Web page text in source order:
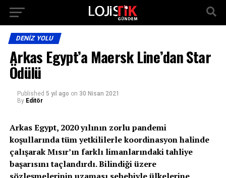
DENIZ YOLU
Arkas Egypt’a Maersk Line’dan Star
Ödülü
Published 5 yıl ago on 30 Nisan 2021
By Editör
Arkas Egypt, 2020 yılının zorlu pandemi
koşullarında tüm yetkililerle koordinasyon halinde
çalışarak Mısır’ın farklı limanlarındaki tahliye
başarısını taçlandırdı. Bilindiği üzere